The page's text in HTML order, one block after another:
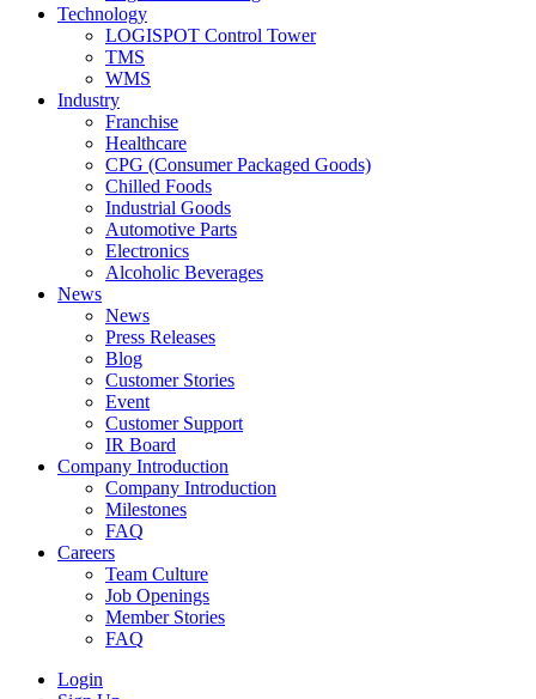
Technology
LOGISPOT Control Tower
TMS
WMS
Industry
Franchise
Healthcare
CPG (Consumer Packaged Goods)
Chilled Foods
Industrial Goods
Automotive Parts
Electronics
Alcoholic Beverages
News
News
Press Releases
Blog
Customer Stories
Event
Customer Support
IR Board
Company Introduction
Company Introduction
Milestones
FAQ
Careers
Team Culture
Job Openings
Member Stories
FAQ
Login